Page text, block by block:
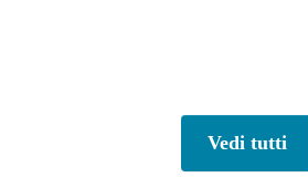
Vedi tutti